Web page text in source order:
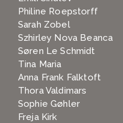
Philine Roepstorff
Sarah Zobel
Szhirley Nova Beanca
Søren Le Schmidt
Tina Maria
Anna Frank Falktoft
Thora Valdimars
Sophie Gøhler
Freja Kirk